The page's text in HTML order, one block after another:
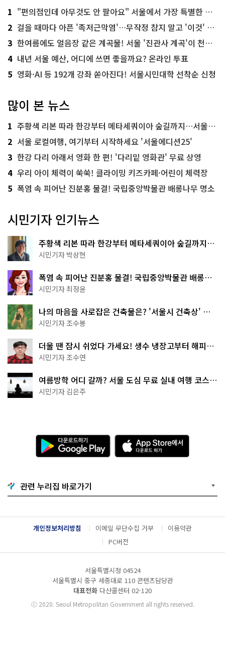
1 "편의점인데 아무것도 안 팔아요" 서울에서 가장 특별한 편의점의 정체
2 걸을 때마다 아픈 '족저근막염'…무작정 참지 말고 '이것' 해보세요!
3 한여름에도 얼음장 같은 계곡물! 서울 '진관사 계곡'이 천국이네~
4 내년 서울 예산, 어디에 쓰면 좋을까요? 온라인 투표
5 영화·AI 등 192개 강좌 쏟아진다! 서울시민대학 선착순 신청
많이 본 뉴스
1 주황색 리본 따라 한강부터 메타세쿼이아 숲길까지…서울둘레길 15코스
2 서울 로컬여행, 여기부터 시작하세요 '서울에디션25'
3 한강 다리 아래서 영화 한 편! '다리밑 영화관' 무료 상영
4 우리 아이 체력이 쑥쑥! 클라이밍 키즈카페·어린이 체력장
5 폭염 속 피어난 진분홍 물결! 국립중앙박물관 배롱나무 명소
시민기자 인기뉴스
주황색 리본 따라 한강부터 메타세쿼이아 숲길까지…
서울둘레길 15코스
시민기자 박상현
폭염 속 피어난 진분홍 물결! 국립중앙박물관 배롱나
무 명소
시민기자 최정윤
나의 마음을 사로잡은 건축물은? '서울시 건축상' 수
상작 공개!
시민기자 조수봉
더울 땐 잠시 쉬었다 가세요! 생수 냉장고부터 해피소
·무더위쉼터까지
시민기자 조수연
여름방학 어디 갈까? 서울 도심 무료 실내 여행 코스
추천
시민기자 김은주
다
운
로
기
G
o
g
l
e
A
p
p
e
서
다
운
관련 누리집 바로가기
개인정보처리방침 이메일 무단수집 거부
이용약관
PC버전
서울특별시청 04524
서울특별시 중구 세종대로 110 콘텐츠담당관
대표전화 다산콜센터 02-120
ⓒ2020. Seoul Metropolitan Government all rights reserved.